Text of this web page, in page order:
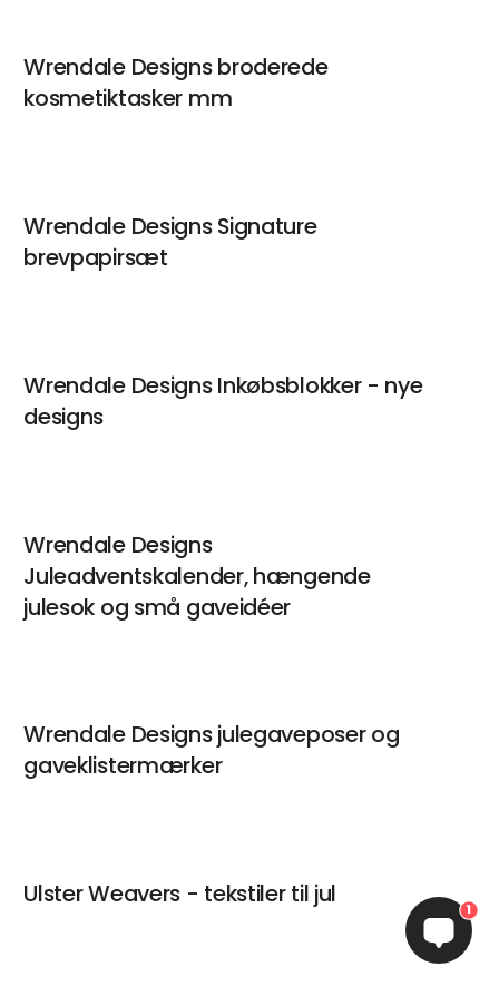
Wrendale Designs broderede
kosmetiktasker mm
Wrendale Designs Signature
brevpapirsæt
Wrendale Designs Inkøbsblokker - nye
designs
Wrendale Designs
Juleadventskalender, hængende
julesok og små gaveidéer
Wrendale Designs julegaveposer og
gaveklistermærker
Ulster Weavers - tekstiler til jul
1